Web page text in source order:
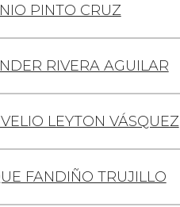
PINTO CRUZ
RIVERA AGUILAR
LEYTON VÁSQUEZ
FANDIÑO TRUJILLO